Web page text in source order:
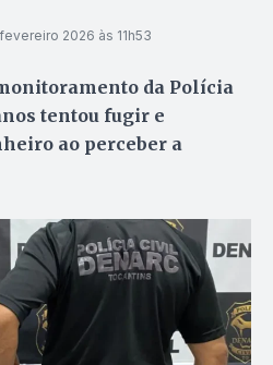
2026 às 11h53
da Polícia
tentou fugir e
ao perceber a